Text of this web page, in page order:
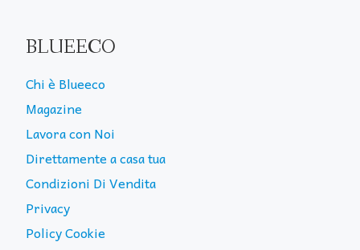
BLUEECO
Chi è Blueeco
Magazine
Lavora con Noi
Direttamente a casa tua
Condizioni Di Vendita
Privacy
Policy Cookie